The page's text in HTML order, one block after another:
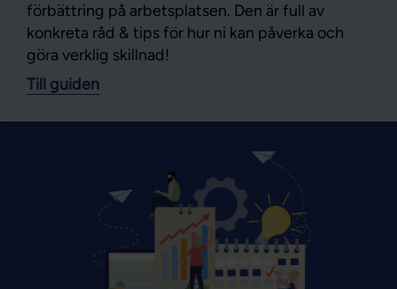
förbättring på arbetsplatsen. Den är full av
konkreta råd & tips för hur ni kan påverka och
göra verklig skillnad!
Till guiden